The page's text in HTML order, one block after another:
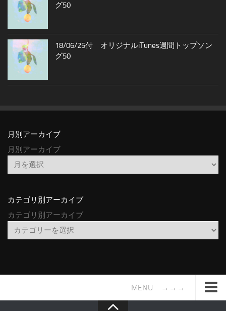
グ50
18/06/25付 オリジナルiTunes週間トップソン
グ50
月別アーカイブ
月別アーカイブ
カテゴリ別アーカイブ
カテゴリ別アーカイブ
MENU →→→